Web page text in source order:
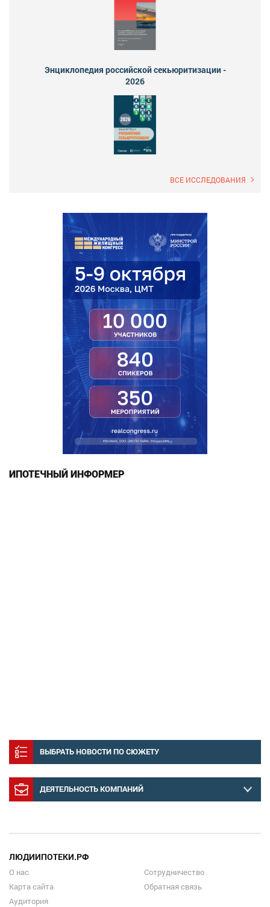
Энциклопедия российской секьюритизации -
2026
ВСЕ ИССЛЕДОВАНИЯ
ИПОТЕЧНЫЙ ИНФОРМЕР
ВЫБРАТЬ НОВОСТИ ПО СЮЖЕТУ
ДЕЯТЕЛЬНОСТЬ КОМПАНИЙ
ЛЮДИИПОТЕКИ.РФ
О нас
Карта сайта
Аудитория
Сотрудничество
Обратная связь